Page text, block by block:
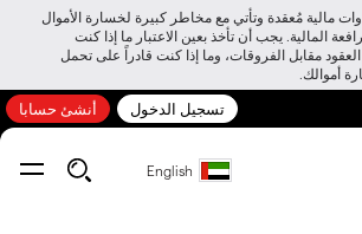
مالية مُعقدة وتأتي مع مخاطر كبيرة لخسارة الأموال
المالية. يجب أن تأخذ بعين الاعتبار ما إذا كنت
مقابل الفروقات، وما إذا كنت قادراً على تحمل
أموالك.
تسجيل الدخول أنشئ حسابا
English